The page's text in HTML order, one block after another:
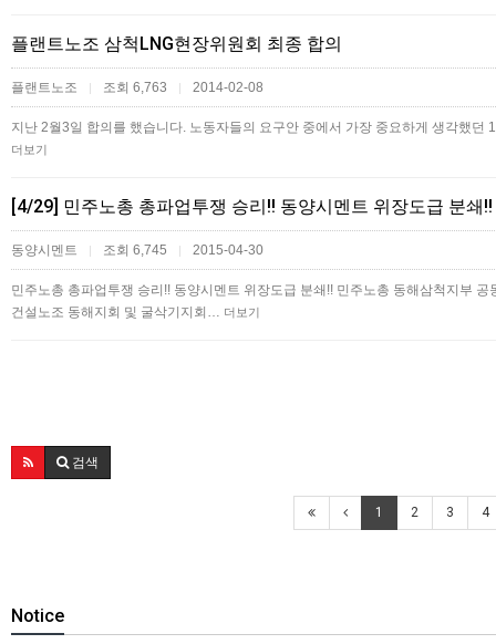
플랜트노조 삼척LNG현장위원회 최종 합의
플랜트노조 | 조회 6,763 | 2014-02-08
지난 2월3일 합의를 했습니다. 노동자들의 요구안 중에서 가장 중요하게 생각했
더보기
[4/29] 민주노총 총파업투쟁 승리!! 동양시멘트 위장도급 분쇄
동양시멘트 | 조회 6,745 | 2015-04-30
민주노총 총파업투쟁 승리!! 동양시멘트 위장도급 분쇄!! 민주노총 동해삼척지부
건설노조 동해지회 및 굴삭기지회… 더보기
검색
1 2 3 4
Notice